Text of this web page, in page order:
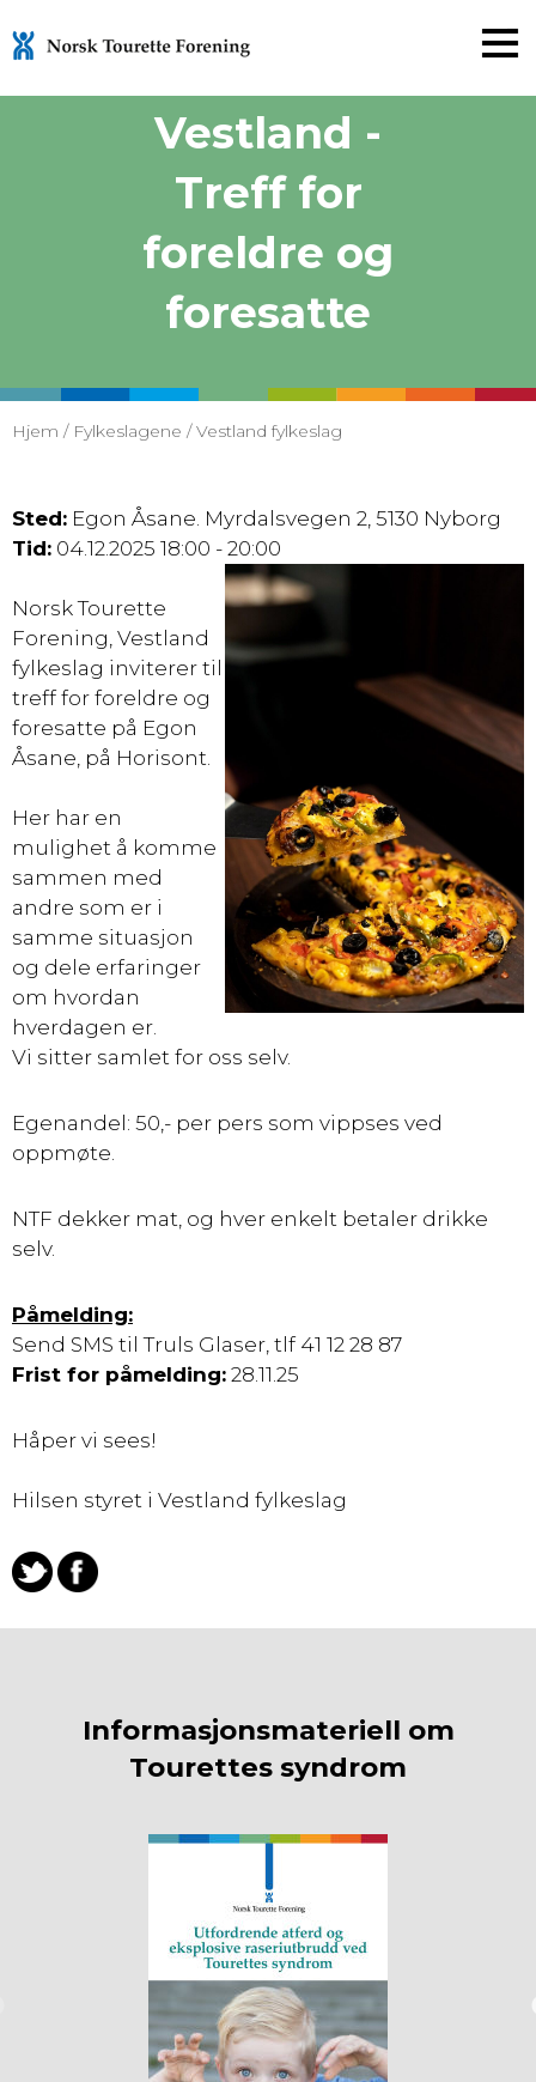
Vestland -
Treff for
foreldre og
foresatte
Hjem / Fylkeslagene /Vestland fylkeslag
Sted: Egon Åsane. Myrdalsvegen 2, 5130 Nyborg
Tid: 04.12.2025 18:00 - 20:00
Norsk Tourette
Forening, Vestland
fylkeslag inviterer til
treff for foreldre og
foresatte på Egon
Åsane, på Horisont.
Her har en
mulighet å komme
sammen med
andre som er i
samme situasjon
og dele erfaringer
om hvordan
hverdagen er.
Vi sitter samlet for oss selv.
Egenandel: 50,- per pers som vippses ved
oppmøte.
NTF dekker mat, og hver enkelt betaler drikke
selv.
Påmelding:
Send SMS til Truls Glaser, tlf 41 12 28 87
Frist for påmelding: 28.11.25
Håper vi sees!
Hilsen styret i Vestland fylkeslag
Informasjonsmateriell om
Tourettes syndrom